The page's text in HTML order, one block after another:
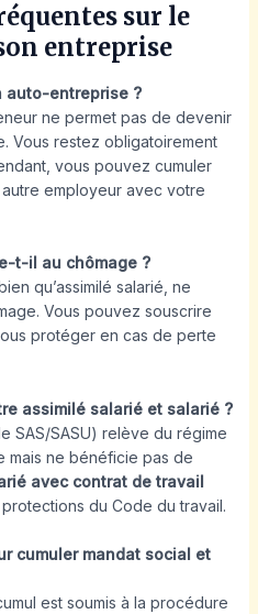
sur le
entreprise
auto-entreprise ?
ne permet pas de devenir
Vous restez obligatoirement
vous pouvez cumuler
employeur avec votre
t-il au chômage ?
qu’assimilé salarié, ne
Vous pouvez souscrire
protéger en cas de perte
assimilé salarié et salarié ?
SAS/SASU) relève du régime
mais ne bénéficie pas de
avec contrat de travail
du Code du travail.
cumuler mandat social et
est soumis à la procédure